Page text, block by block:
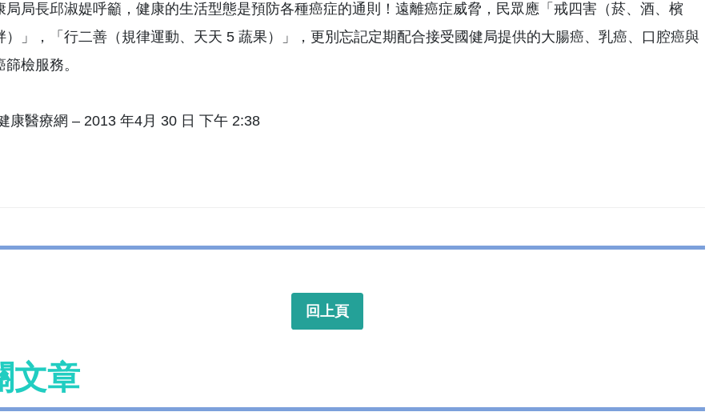
局局長邱淑媞呼籲，健康的生活型態是預防各種癌症的通則！遠離癌症威脅，民眾應「戒四害（菸、酒、檳
）」，「行二善（規律運動、天天 5 蔬果）」，更別忘記定期配合接受國健局提供的大腸癌、乳癌、口腔癌與
檢服務。
康醫療網 – 2013 年4月 30 日 下午 2:38
回上頁
文章